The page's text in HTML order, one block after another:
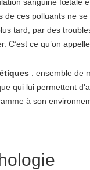
de ces polluants ne
tard, par des
C’est ce qu’on appelle
: ensemble de
qui lui permettent
à son